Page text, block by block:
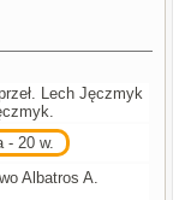
Lech Jęczmyk
- 20 w.
Albatros A.